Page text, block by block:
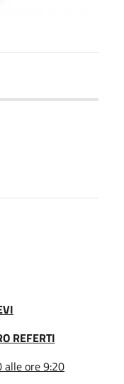
REFERTI
alle ore 9:20